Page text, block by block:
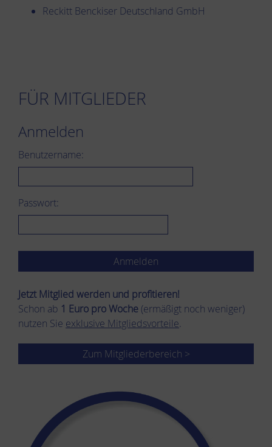
Reckitt Benckiser Deutschland GmbH
FÜR MITGLIEDER
Anmelden
Benutzername:
Passwort:
Jetzt Mitglied werden und pro­fi­tie­ren!
Schon ab 1 Euro pro Woche (ermäßigt noch weniger)
nutzen Sie exklusive Mitgliedsvorteile.
Zum Mitgliederbereich >